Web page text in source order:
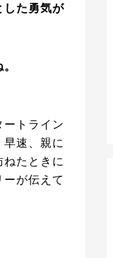
した勇気が
トライン
速、親に
たときに
が伝えて